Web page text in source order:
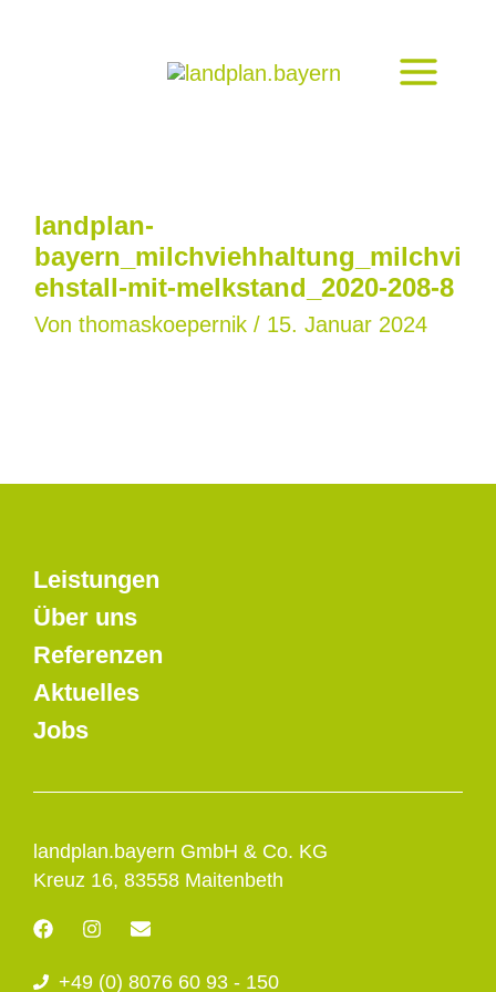
landplan-
bayern_milchviehhaltung_milchvi
ehstall-mit-melkstand_2020-208-8
Von thomaskoepernik / 15. Januar 2024
landplan.bayern GmbH & Co. KG
Kreuz 16, 83558 Maitenbeth
F
a
e
I
t
E
e
+49 (0) 8076 60 93 - 150
Leistungen
Über uns
Referenzen
Aktuelles
Jobs